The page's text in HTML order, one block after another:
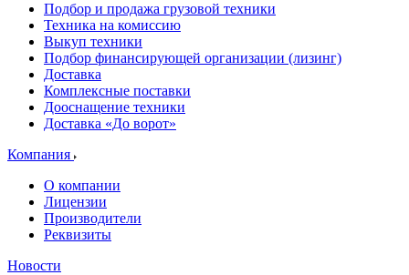
Подбор и продажа грузовой техники
Техника на комиссию
Выкуп техники
Подбор финансирующей организации (лизинг)
Доставка
Комплексные поставки
Дооснащение техники
Доставка «До ворот»
Компания
О компании
Лицензии
Производители
Реквизиты
Новости